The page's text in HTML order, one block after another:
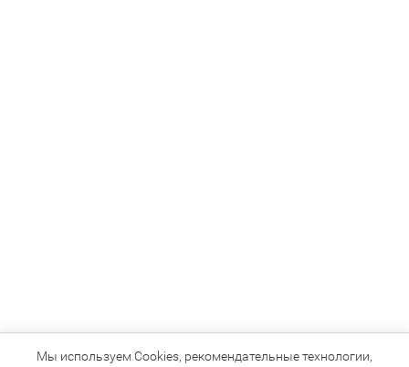
Мы используем Cookies, рекомендательные технологии,